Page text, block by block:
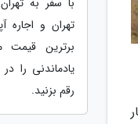
تهران و اجاره
برترین
یادماندنی را
رقم بزنید.